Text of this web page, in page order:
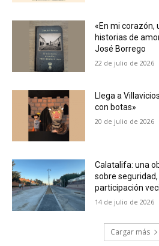
«En mi corazón,
historias de
José Borrego
22 de julio de 2026
Llega a
con botas»
20 de julio de 2026
Calatalifa: una
sobre
participación
14 de julio de 2026
Cargar más